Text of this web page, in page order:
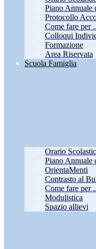
Piano Annuale
Protocollo
Come fare per
Colloqui
Formazione
Area Riservata
Scuola Famiglia
Orario
Piano Annuale
OrientaMenti
Contrasto al
Come fare per
Modulistica
Spazio allievi